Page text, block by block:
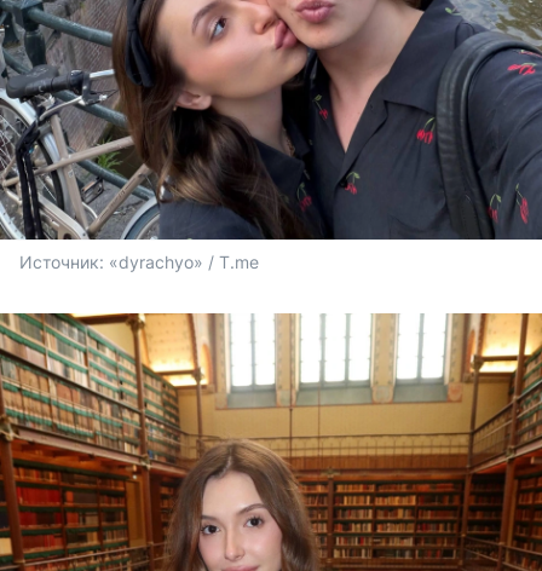
Источник: «dyrachyo» / T.me